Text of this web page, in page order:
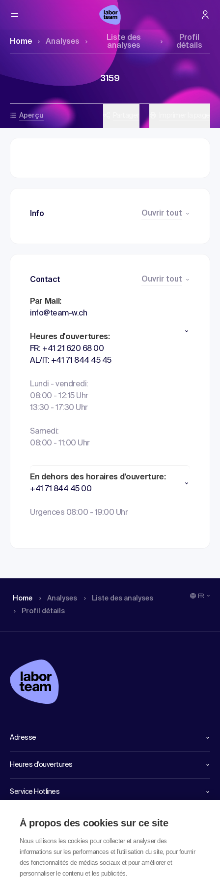
Home Analyses
Liste des
analyses
Profil
détails
Aperçu
3159
Info Ouvrir tout
Contact Ouvrir tout
Par Mail:
info@team-w.ch
Heures d'ouvertures:
FR: +41 21 620 68 00
AL/IT: +41 71 844 45 45
Lundi - vendredi:
08:00 - 12:15 Uhr
13:30 - 17:30 Uhr
Samedi:
08:00 - 11:00 Uhr
En dehors des horaires d’ouverture:
+41 71 844 45 00
Urgences 08:00 - 19:00 Uhr
Home Analyses
Liste des analyses
Profil détails
FR
Adresse
Heures d'ouvertures
Service Hotlines
Liens importants
À propos des cookies sur ce site
Nous utilisons les cookies pour collecter et analyser des
informations sur les performances et l'utilisation du site, pour fournir
des fonctionnalités de médias sociaux et pour améliorer et
personnaliser le contenu et les publicités.